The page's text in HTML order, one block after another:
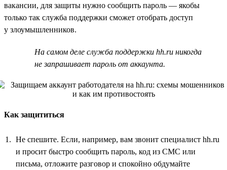
вакансии, для защиты нужно сообщить пароль — якобы
только так служба поддержки сможет отобрать доступ
у злоумышленников.
На самом деле служба поддержки hh.ru никогда
не запрашивает пароль от аккаунта.
Как защититься
Не спешите. Если, например, вам звонит специалист hh.ru
и просит быстро сообщить пароль, код из СМС или
письма, отложите разговор и спокойно обдумайте